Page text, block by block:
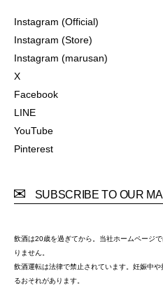
Instagram (Official)
Instagram (Store)
Instagram (marusan)
X
Facebook
LINE
YouTube
Pinterest
SUBSCRIBE TO OUR
飲酒は20歳を過ぎてから。当社ホームページ
りません。
飲酒運転は法律で禁止されています。妊娠中
るおそれがあります。